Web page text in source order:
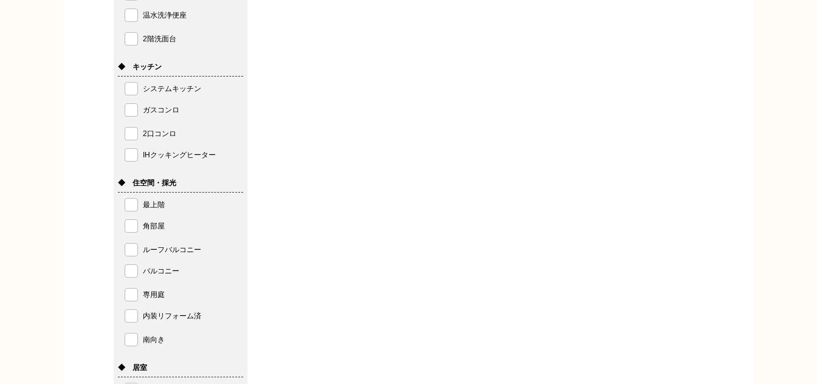
温水洗浄便座
2階洗面台
◆ キッチン
システムキッチン
ガスコンロ
2口コンロ
IHクッキングヒーター
◆ 住空間・採光
最上階
角部屋
ルーフバルコニー
バルコニー
専用庭
内装リフォーム済
南向き
◆ 居室